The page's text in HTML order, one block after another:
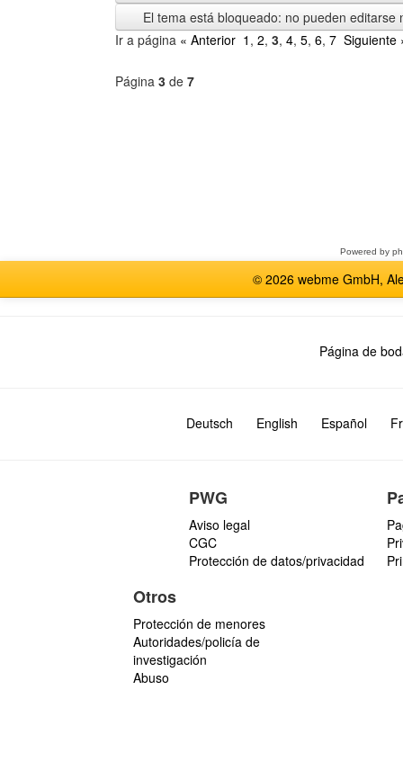
El tema está bloqueado: no pueden editarse
Ir a página « Anterior 1 , 2, 3, 4, 5, 6, 7 Siguiente
Página 3 de 7
Powered by
© 2026 webme GmbH,
Página de
Deutsch English Español
PWG
Aviso legal
CGC
Protección de datos/privacidad
Otros
Protección de menores
Autoridades/policía de
investigación
Abuso